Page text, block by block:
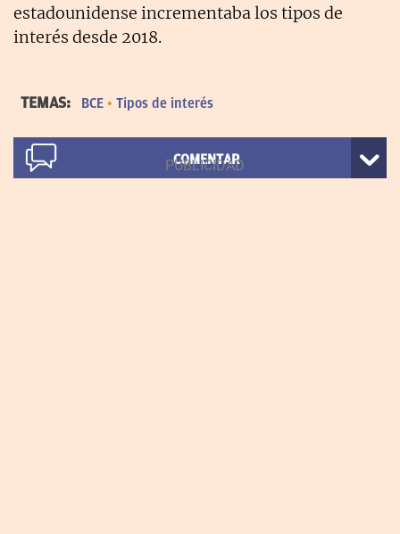
estadounidense incrementaba los tipos de
interés desde 2018.
TEMAS: BCE Tipos de interés
COMENTAR